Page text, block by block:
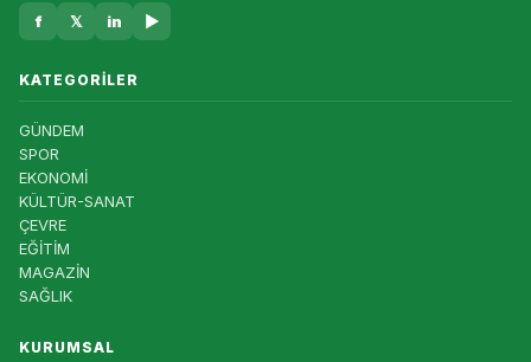
f 𝕏 in ▶
KATEGORILER
GÜNDEM
SPOR
EKONOMİ
KÜLTÜR-SANAT
ÇEVRE
EĞİTİM
MAGAZİN
SAĞLIK
KURUMSAL